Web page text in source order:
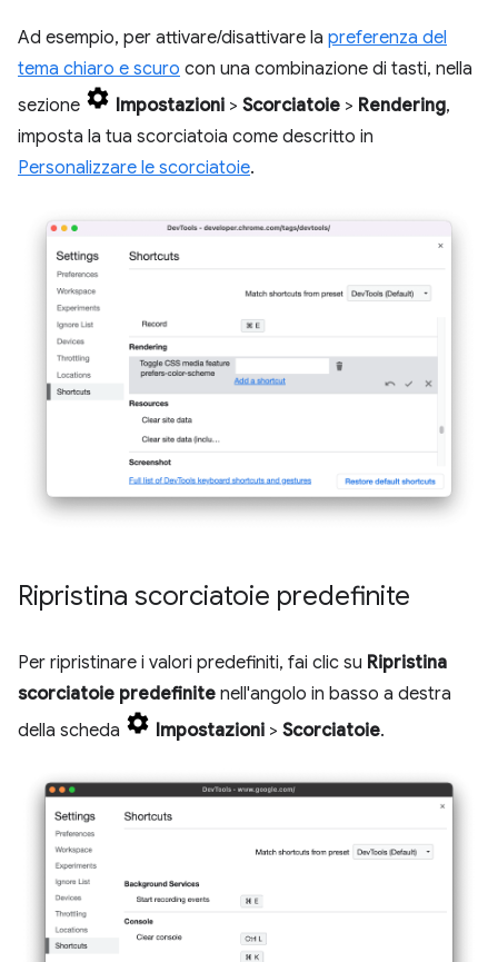
Ad esempio, per attivare/disattivare la preferenza del
tema chiaro e scuro con una combinazione di tasti, nella
sezione
Impostazioni > Scorciatoie > Rendering,
imposta la tua scorciatoia come descritto in
Personalizzare le scorciatoie.
Ripristina scorciatoie predefinite
Per ripristinare i valori predefiniti, fai clic su Ripristina
scorciatoie predefinite nell'angolo in basso a destra
della scheda
Impostazioni > Scorciatoie.